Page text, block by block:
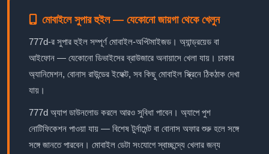
মোবাইলে সুপার হুইল — যেকোনো জায়গা থেকে খেলুন
777d-র সুপার হুইল সম্পূর্ণ মোবাইল-অপ্টিমাইজড। অ্যান্ড্রয়েড বা
আইফোন — যেকোনো ডিভাইসের ব্রাউজারে অনায়াসে খেলা যায়। চাকার
অ্যানিমেশন, বোনাস রাউন্ডের ইফেক্ট, সব কিছু মোবাইল স্ক্রিনে ঠিকঠাক দেখা
যায়।
777d অ্যাপ ডাউনলোড করলে আরও সুবিধা পাবেন। অ্যাপে পুশ
নোটিফিকেশন পাওয়া যায় — বিশেষ টুর্নামেন্ট বা বোনাস অফার শুরু হলে সঙ্গে
সঙ্গে জানতে পারবেন। মোবাইল ডেটা সংযোগে স্বাচ্ছন্দ্যে খেলার জন্য